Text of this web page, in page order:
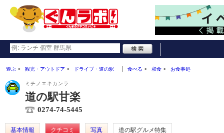
遊ぶ 観光・アウトドア ドライブ・道の駅 食べる 和食 お食事処
ミチノエキカンラ
道の駅甘楽
0274-74-5445
基本情報 クチコミ 写真
道の駅グルメ特集